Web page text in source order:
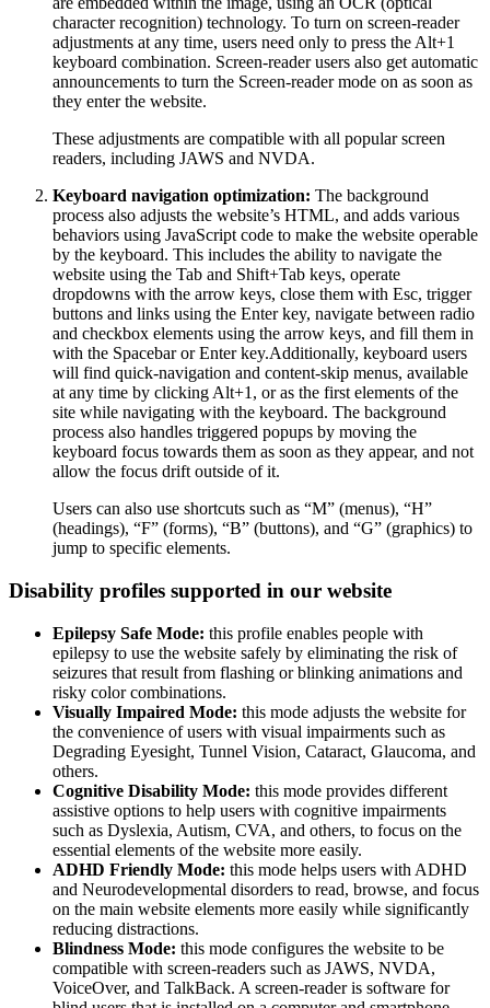
character recognition) technology. To turn on screen-reader
adjustments at any time, users need only to press the Alt+1
keyboard combination. Screen-reader users also get automatic
announcements to turn the Screen-reader mode on as soon as
they enter the website.
These adjustments are compatible with all popular screen
readers, including JAWS and NVDA.
Keyboard navigation optimization: The background
process also adjusts the website’s HTML, and adds various
behaviors using JavaScript code to make the website operable
by the keyboard. This includes the ability to navigate the
website using the Tab and Shift+Tab keys, operate
dropdowns with the arrow keys, close them with Esc, trigger
buttons and links using the Enter key, navigate between radio
and checkbox elements using the arrow keys, and fill them in
with the Spacebar or Enter key.Additionally, keyboard users
will find quick-navigation and content-skip menus, available
at any time by clicking Alt+1, or as the first elements of the
site while navigating with the keyboard. The background
process also handles triggered popups by moving the
keyboard focus towards them as soon as they appear, and not
allow the focus drift outside of it.
Users can also use shortcuts such as “M” (menus), “H”
(headings), “F” (forms), “B” (buttons), and “G” (graphics) to
jump to specific elements.
Disability profiles supported in our website
Epilepsy Safe Mode: this profile enables people with
epilepsy to use the website safely by eliminating the risk of
seizures that result from flashing or blinking animations and
risky color combinations.
Visually Impaired Mode: this mode adjusts the website for
the convenience of users with visual impairments such as
Degrading Eyesight, Tunnel Vision, Cataract, Glaucoma, and
others.
Cognitive Disability Mode: this mode provides different
assistive options to help users with cognitive impairments
such as Dyslexia, Autism, CVA, and others, to focus on the
essential elements of the website more easily.
ADHD Friendly Mode: this mode helps users with ADHD
and Neurodevelopmental disorders to read, browse, and focus
on the main website elements more easily while significantly
reducing distractions.
Blindness Mode: this mode configures the website to be
compatible with screen-readers such as JAWS, NVDA,
VoiceOver, and TalkBack. A screen-reader is software for